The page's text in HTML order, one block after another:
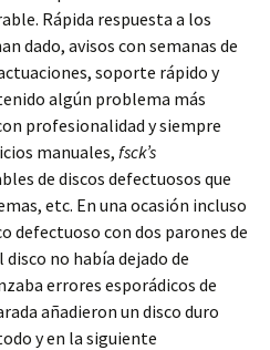
Rápida respuesta a los
dado, avisos con semanas de
soporte rápido y
algún problema más
profesionalidad y siempre
manuales, fsck’s
de discos defectuosos que
etc. En una ocasión incluso
defectuoso con dos parones de
no había dejado de
errores esporádicos de
añadieron un disco duro
y en la siguiente